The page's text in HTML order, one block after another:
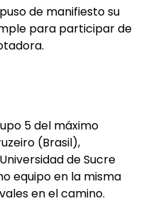
de manifiesto su
para participar de
5 del máximo
(Brasil),
de Sucre
equipo en la misma
en el camino.